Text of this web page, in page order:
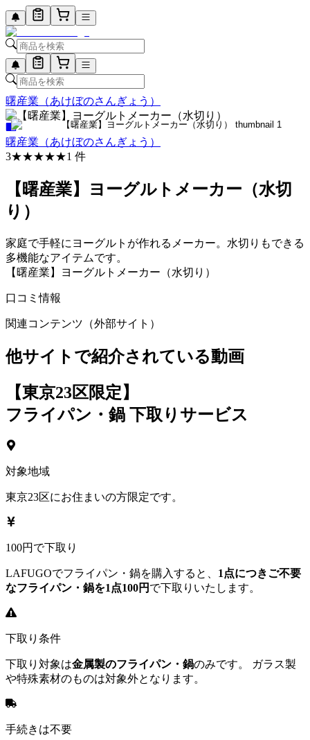
曙産業（あけぼのさんぎょう）
曙産業（あけぼのさんぎょう）
3★★★★★1 件
【曙産業】ヨーグルトメーカー（水切
り）
家庭で手軽にヨーグルトが作れるメーカー。水切りもできる
多機能なアイテムです。
【曙産業】ヨーグルトメーカー（水切り）
口コミ情報
関連コンテンツ（外部サイト）
他サイトで紹介されている動画
【東京23区限定】
フライパン・鍋 下取りサービス
対象地域
東京23区にお住まいの方限定です。
100円で下取り
LAFUGOでフライパン・鍋を購入すると、 1点につきご不要
なフライパン・鍋を1点100円 で下取りいたします。
下取り条件
下取り対象は金属製のフライパン・鍋のみです。 ガラス製
や特殊素材のものは対象外となります。
手続きは不要